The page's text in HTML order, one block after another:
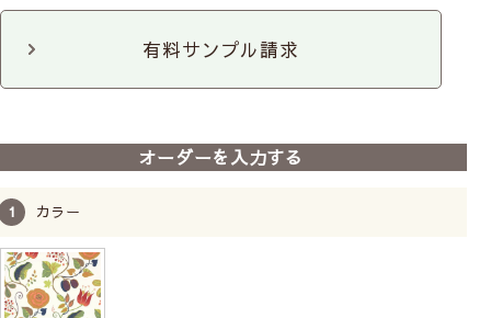
ボールチェーン操作で昇降
なので、窓側(裏面)もすっきりまとまっています。
メカに厚みがあり重くなるため、カーテンレール付
けには不向きです。
柄の位置（模様の出し方）は指定できません。
有料サンプル請求
オーダーを入力する
カラー